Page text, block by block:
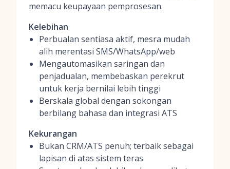
memacu keupayaan pemprosesan.
Kelebihan
Perbualan sentiasa aktif, mesra mudah
alih merentasi SMS/WhatsApp/web
Mengautomasikan saringan dan
penjadualan, membebaskan perekrut
untuk kerja bernilai lebih tinggi
Berskala global dengan sokongan
berbilang bahasa dan integrasi ATS
Kekurangan
Bukan CRM/ATS penuh; terbaik sebagai
lapisan di atas sistem teras